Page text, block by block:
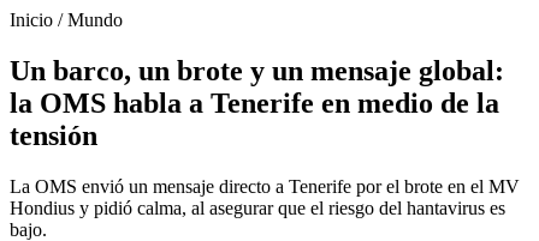
Inicio /Mundo
Un barco, un brote y un mensaje global:
la OMS habla a Tenerife en medio de la
tensión
La OMS envió un mensaje directo a Tenerife por el brote en el MV
Hondius y pidió calma, al asegurar que el riesgo del hantavirus es
bajo.